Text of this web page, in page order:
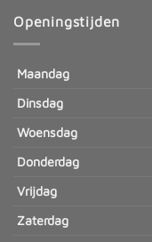
Openingstijden
Maandag
Dinsdag
Woensdag
Donderdag
Vrijdag
Zaterdag